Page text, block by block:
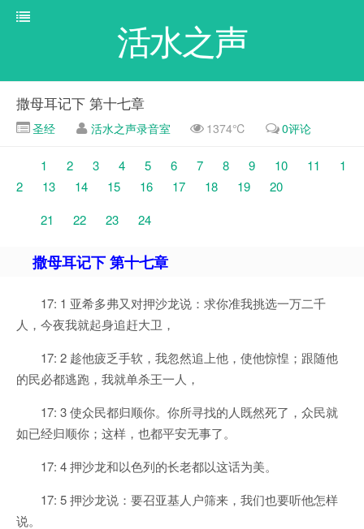
活水之声
撒母耳记下 第十七章
圣经 活水之声录音室 1374℃ 0评论
1 2 3 4 5 6 7 8 9 10 11
1
2
13 14 15 16 17 18 19
20
21
22 23 24
撒母耳记下 第十七章
17: 1 亚希多弗又对押沙龙说：求你准我挑选一万二千
人，今夜我就起身追赶大卫，
17: 2 趁他疲乏手软，我忽然追上他，使他惊惶；跟随他
的民必都逃跑，我就单杀王一人，
17: 3 使众民都归顺你。你所寻找的人既然死了，众民就
如已经归顺你；这样，也都平安无事了。
17: 4 押沙龙和以色列的长老都以这话为美。
17: 5 押沙龙说：要召亚基人户筛来，我们也要听他怎样
说。